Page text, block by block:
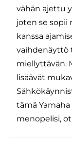
vähän ajettu
joten se sopii
kanssa
vaihdenäyttö
miellyttävän.
lisäävät
tämä Yamaha
menopelisi,